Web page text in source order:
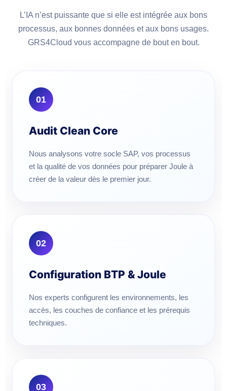
L’IA n’est puissante que si elle est intégrée aux bons
processus, aux bonnes données et aux bons usages.
GRS4Cloud vous accompagne de bout en bout.
01
Audit Clean Core
Nous analysons votre socle SAP, vos processus
et la qualité de vos données pour préparer Joule à
créer de la valeur dès le premier jour.
02
Configuration BTP & Joule
Nos experts configurent les environnements, les
accès, les couches de confiance et les prérequis
techniques.
03